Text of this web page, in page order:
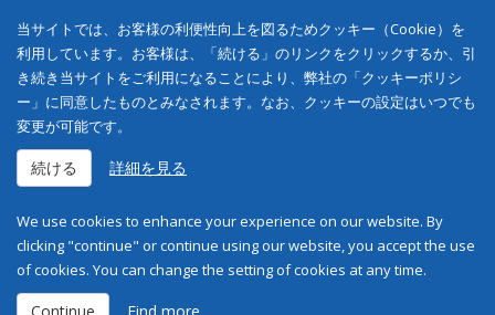
当サイトでは、お客様の利便性向上を図るためクッキー（Cookie）を
利用しています。お客様は、「続ける」のリンクをクリックするか、引
き続き当サイトをご利用になることにより、弊社の「クッキーポリシ
ー」に同意したものとみなされます。なお、クッキーの設定はいつでも
変更が可能です。
続ける 詳細を見る
We use cookies to enhance your experience on our website. By
clicking "continue" or continue using our website, you accept the use
of cookies. You can change the setting of cookies at any time.